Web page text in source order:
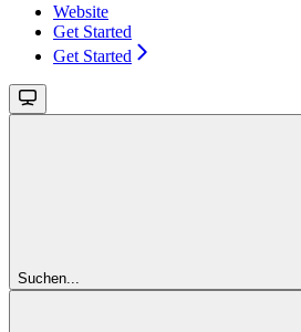
Website
Get Started
Get Started
Suchen...